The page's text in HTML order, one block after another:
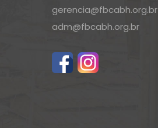
gerencia@fbcabh.org.br
adm@fbcabh.org.br